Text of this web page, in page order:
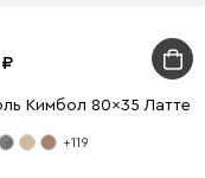
Кимбол 80x35 Латте
+119